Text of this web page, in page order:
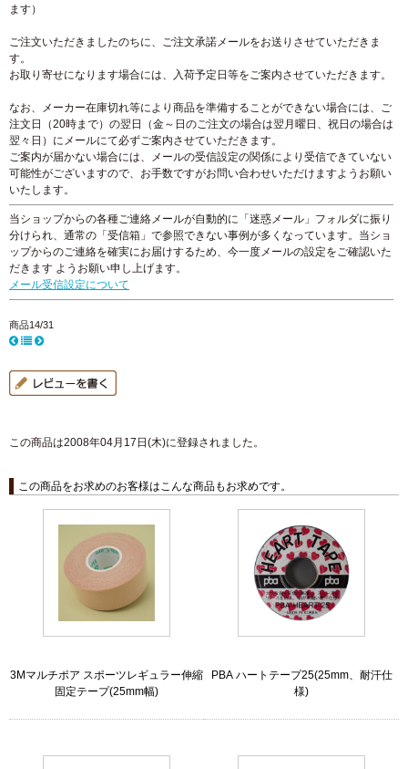
ます）
ご注文いただきましたのちに、ご注文承諾メールをお送りさせていただきま
す。
お取り寄せになります場合には、入荷予定日等をご案内させていただきます。
なお、メーカー在庫切れ等により商品を準備することができない場合には、ご
注文日（20時まで）の翌日（金～日のご注文の場合は翌月曜日、祝日の場合は
翌々日）にメールにて必ずご案内させていただきます。
ご案内が届かない場合には、メールの受信設定の関係により受信できていない
可能性がございますので、お手数ですがお問い合わせいただけますようお願い
いたします。
当ショップからの各種ご連絡メールが自動的に「迷惑メール」フォルダに振り
分けられ、通常の「受信箱」で参照できない事例が多くなっています。当ショ
ップからのご連絡を確実にお届けするため、今一度メールの設定をご確認いた
だきます ようお願い申し上げます。
メール受信設定について
商品14/31
この商品は2008年04月17日(木)に登録されました。
この商品をお求めのお客様はこんな商品もお求めです。
3Mマルチポア スポーツレギュラー伸縮
固定テープ(25mm幅)
PBA ハートテープ25(25mm、耐汗仕
様)